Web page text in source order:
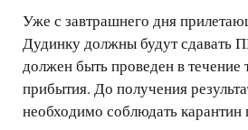
Уже с завтрашнего дня
Дудинку должны будут сдавать
должен быть проведен в течение
прибытия. До получения
необходимо соблюдать карантин